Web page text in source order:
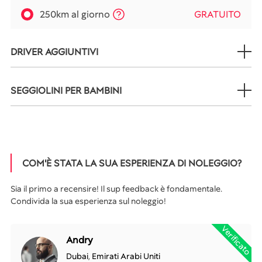
250km al giorno GRATUITO
DRIVER AGGIUNTIVI
SEGGIOLINI PER BAMBINI
COM'È STATA LA SUA ESPERIENZA DI NOLEGGIO?
Sia il primo a recensire! Il sup feedback è fondamentale.
Condivida la sua esperienza sul noleggio!
Verificato
Andry
Dubai, Emirati Arabi Uniti